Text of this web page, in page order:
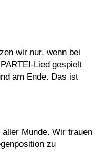
wir nur, wenn bei
Lied gespielt
am Ende. Das ist
Munde. Wir trauen
zu